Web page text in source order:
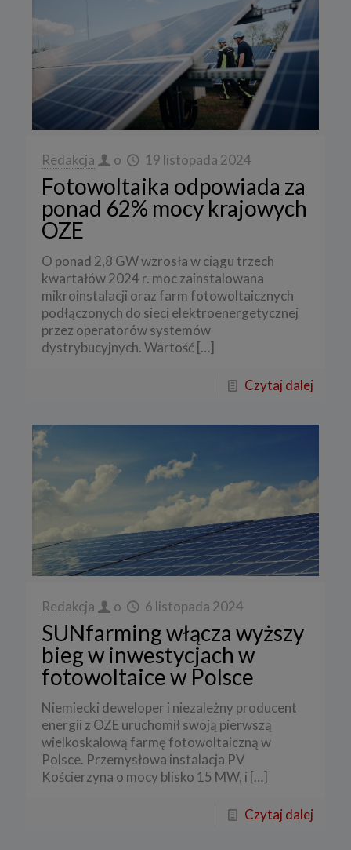
Redakcja o 19 listopada 2024
Fotowoltaika odpowiada za
ponad 62% mocy krajowych
OZE
O ponad 2,8 GW wzrosła w ciągu trzech
kwartałów 2024 r. moc zainstalowana
mikroinstalacji oraz farm fotowoltaicznych
podłączonych do sieci elektroenergetycznej
przez operatorów systemów
dystrybucyjnych. Wartość […]
Czytaj dalej
Redakcja o 6 listopada 2024
SUNfarming włącza wyższy
bieg w inwestycjach w
fotowoltaice w Polsce
Niemiecki deweloper i niezależny producent
energii z OZE uruchomił swoją pierwszą
wielkoskalową farmę fotowoltaiczną w
Polsce. Przemysłowa instalacja PV
Kościerzyna o mocy blisko 15 MW, i […]
Czytaj dalej